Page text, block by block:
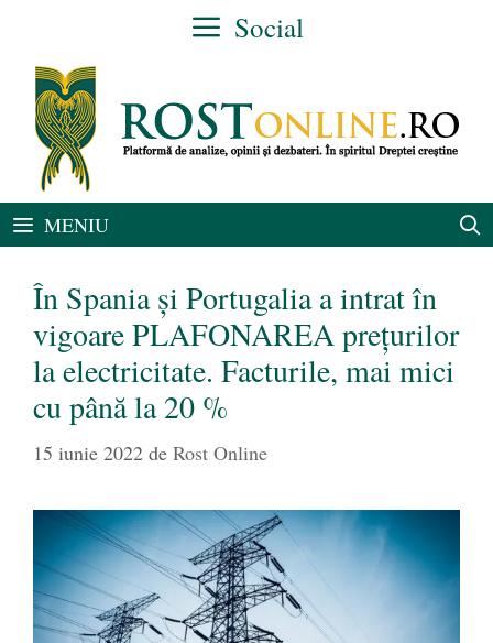
conținut
Social
MENIU
În Spania și Portugalia a intrat în
vigoare PLAFONAREA prețurilor
la electricitate. Facturile, mai mici
cu până la 20 %
15 iunie 2022 de Rost Online